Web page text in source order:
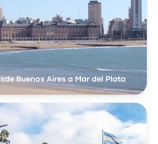
Buenos Aires a Mar del Plata